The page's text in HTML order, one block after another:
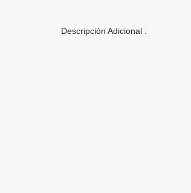
Descripción Adicional :